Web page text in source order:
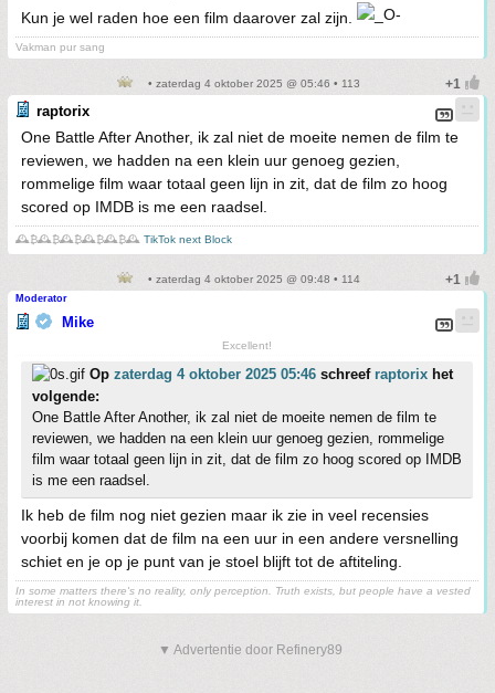
Kun je wel raden hoe een film daarover zal zijn.
Vakman pur sang
• zaterdag 4 oktober 2025 @ 05:46 • 113
raptorix
One Battle After Another, ik zal niet de moeite nemen de film te
reviewen, we hadden na een klein uur genoeg gezien,
rommelige film waar totaal geen lijn in zit, dat de film zo hoog
scored op IMDB is me een raadsel.
🕰️₿🕰️₿🕰️₿🕰️₿🕰️₿🕰️ TikTok next Block
• zaterdag 4 oktober 2025 @ 09:48 • 114
Moderator
Mike
Excellent!
Op zaterdag 4 oktober 2025 05:46 schreef raptorix het
volgende:
One Battle After Another, ik zal niet de moeite nemen de film te
reviewen, we hadden na een klein uur genoeg gezien, rommelige
film waar totaal geen lijn in zit, dat de film zo hoog scored op IMDB
is me een raadsel.
Ik heb de film nog niet gezien maar ik zie in veel recensies
voorbij komen dat de film na een uur in een andere versnelling
schiet en je op je punt van je stoel blijft tot de aftiteling.
In some matters there's no reality, only perception. Truth exists, but people have a vested
interest in not knowing it.
▼ Advertentie door Refinery89